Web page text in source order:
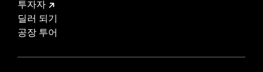
투자자
딜러 되기
공장 투어